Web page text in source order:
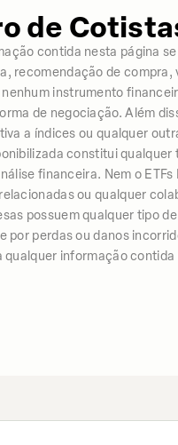
de
contida nesta página
recomendação de compra,
instrumento
de negociação. Além
a índices ou qualquer
constitui qualquer
financeira. Nem o ETFs
ou qualquer
possuem qualquer tipo de
por perdas ou danos
qualquer informação contida